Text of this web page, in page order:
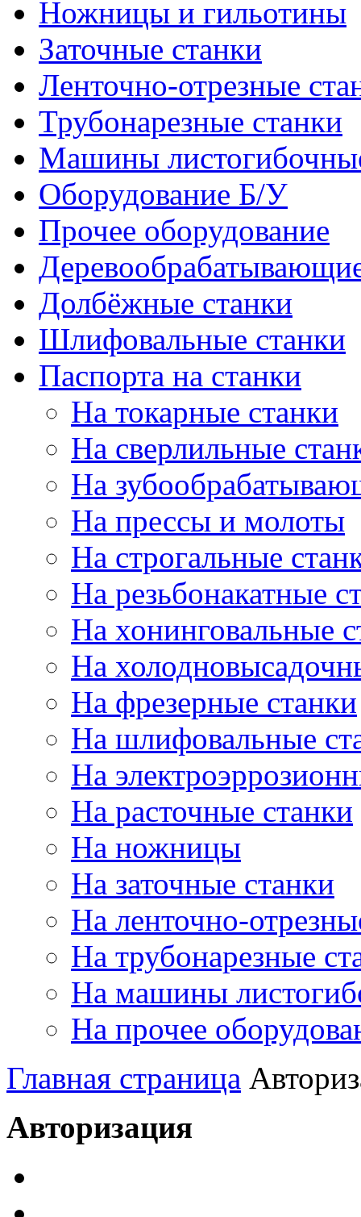
Ножницы и гильотины
Заточные станки
Ленточно-отрезные
Трубонарезные станки
Машины
Оборудование Б/У
Прочее оборудование
Долбёжные станки
Шлифовальные станки
Паспорта на станки
На токарные станки
На сверлильные
На
На прессы и молоты
На строгальные
На резьбонакатные
На хонинговальные
На
На фрезерные станки
На шлифовальные
На
На расточные станки
На ножницы
На заточные станки
На ленточно-
На трубонарезные
На машины
На прочее
Главная страница
Авторизация